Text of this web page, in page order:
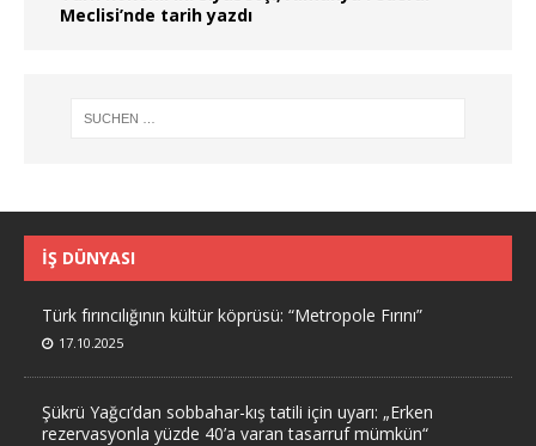
Meclisi’nde tarih yazdı
İŞ DÜNYASI
Türk fırıncılığının kültür köprüsü: “Metropole Fırını”
17.10.2025
Şükrü Yağcı’dan sobbahar-kış tatili için uyarı: „Erken
rezervasyonla yüzde 40’a varan tasarruf mümkün“